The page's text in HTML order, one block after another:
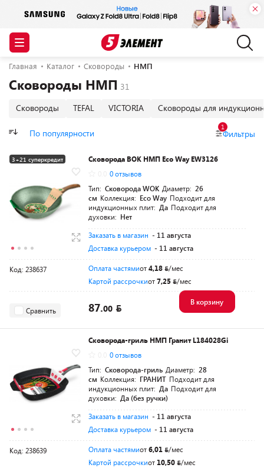
Главная Каталог Сковороды НМП
Сковороды НМП
Сковороды TEFAL VICTORIA Сковороды для
По популярности Фильтры
1
3+21 суперкредит
Сковорода ВОК НМП Eco Way EW3126
0 отзывов
Тип: Сковорода WOK Диаметр: 26
см Коллекция: Eco Way Подходит для
индукционных плит: Да Подходит для
духовки: Нет
Заказать в магазин - 11 августа
Доставка курьером - 11 августа
Код: 238637 Оплата частямиот4,18
/мес
Картой рассрочкиот7,25 /мес
Сравнить 87.00
В корзину
Сковорода-гриль НМП Гранит L184028Gi
0 отзывов
Тип: Сковорода-гриль Диаметр: 28
см Коллекция: ГРАНИТ Подходит для
индукционных плит: Да Подходит для
духовки: Да (без ручки)
Заказать в магазин - 11 августа
Доставка курьером - 11 августа
Код: 238639 Оплата частямиот6,01
/мес
Картой рассрочкиот 10,50 /мес